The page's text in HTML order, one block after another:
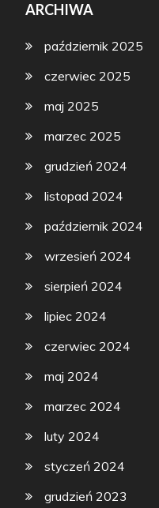
ARCHIWA
październik 2025
czerwiec 2025
maj 2025
marzec 2025
grudzień 2024
listopad 2024
październik 2024
wrzesień 2024
sierpień 2024
lipiec 2024
czerwiec 2024
maj 2024
marzec 2024
luty 2024
styczeń 2024
grudzień 2023